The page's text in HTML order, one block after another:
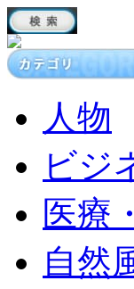
人物
ビジ
医療
自然